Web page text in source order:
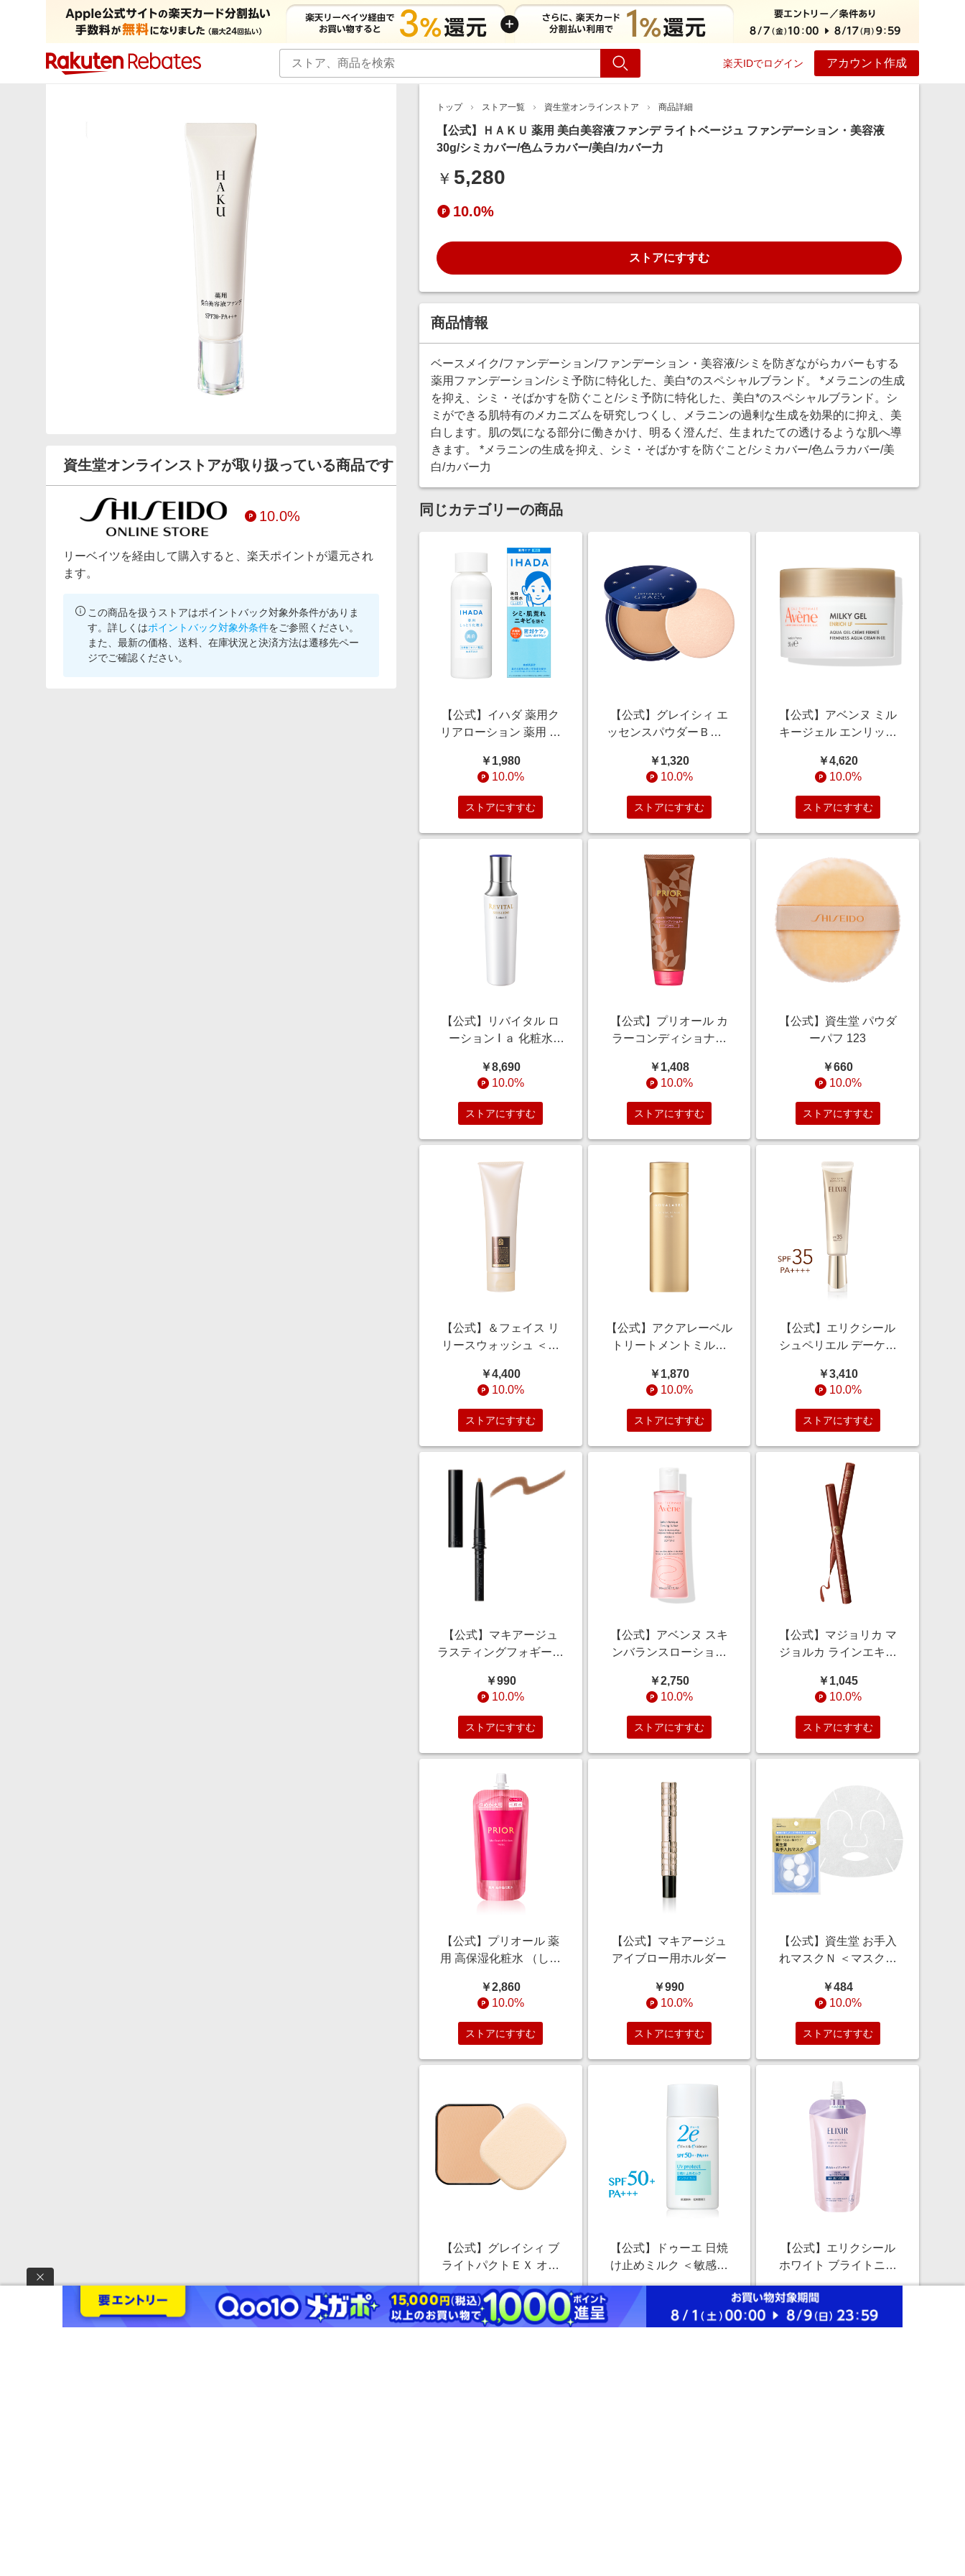
楽天IDでログイン アカウント作成
資生堂オンラインストアが取り扱っている商品です
10.0%
リーベイツを経由して購入すると、楽天ポイントが還元され
ます。
この商品を扱うストアはポイントバック対象外条件がありま
す。詳しくはポイントバック対象外条件をご参照ください。
また、最新の価格、送料、在庫状況と決済方法は遷移先ペー
ジでご確認ください。
トップ ストア一覧 資生堂オンラインストア 商品詳細
【公式】ＨＡＫＵ 薬用 美白美容液ファンデ ライトベージュ ファンデーション・美容液
30g/シミカバー/色ムラカバー/美白/カバー力
￥ 5,280
10.0%
ストアにすすむ
商品情報
ベースメイク/ファンデーション/ファンデーション・美容液/シミを防ぎながらカバーもする
薬用ファンデーション/シミ予防に特化した、美白*のスペシャルブランド。 *メラニンの生成
を抑え、シミ・そばかすを防ぐこと/シミ予防に特化した、美白*のスペシャルブランド。シ
ミができる肌特有のメカニズムを研究しつくし、メラニンの過剰な生成を効果的に抑え、美
白します。肌の気になる部分に働きかけ、明るく澄んだ、生まれたての透けるような肌へ導
きます。 *メラニンの生成を抑え、シミ・そばかすを防ぐこと/シミカバー/色ムラカバー/美
白/カバー力
同じカテゴリーの商品
【公式】イハダ 薬用ク
リアローション 薬用 美
荒れケア/デリケート/ニ
キビ予防
￥1,980
10.0%
ストアにすすむ
【公式】グレイシィ エ
ッセンスパウダーＢＢ 2
ション＞ 7.5g/くすみカ
バー/色ムラカバー/BB
￥1,320
10.0%
ストアにすすむ
【公式】アベンヌ ミル
キージェル エンリッチ
クリーム（敏感肌用）＞
50mL/乾燥小ジワ/ハリ/
保湿/オールインワン
￥4,620
10.0%
ストアにすすむ
【公式】リバイタル ロ
ーション Ⅰ ａ 化粧水
美白/ハリ/乾燥小ジワ
￥8,690
10.0%
ストアにすすむ
【公式】プリオール カ
ラーコンディショナー
ンス＞ 230g/ハリ・こし/
つや髪/白髪
￥1,408
10.0%
ストアにすすむ
【公式】資生堂 パウダ
ーパフ 123
￥660
10.0%
ストアにすすむ
【公式】＆フェイス リ
リースウォッシュ ＜洗
ケア/毛穴
￥4,400
10.0%
ストアにすすむ
【公式】アクアレーベル
トリートメントミルク
り ＜乳液＞ 130mL/エイ
ジングケア/乾燥小ジワ/
ハリ
￥1,870
10.0%
ストアにすすむ
【公式】エリクシール
シュペリエル デーケア
日中用乳液 35mL/エイジ
ングケア/ハリ/保湿/乾燥
小ジワ
￥3,410
10.0%
ストアにすすむ
【公式】マキアージュ
ラスティングフォギーブ
トリッジ） ＜アイブロ
ウ＞ 0.12g/ウォータープ
ルーフ/スマッジプルー
フ
￥990
10.0%
ストアにすすむ
【公式】アベンヌ スキ
ンバランスローション
肌用）＞ 200mL/デリケ
ート/きめ/オイルフリー
￥2,750
10.0%
ストアにすすむ
【公式】マジョリカ マ
ジョルカ ラインエキス
ライナー＞ 0.5mL/ウォ
ータープルーフ/お湯で
落とせる/極細
￥1,045
10.0%
ストアにすすむ
【公式】プリオール 薬
用 高保湿化粧水 （しっ
140mL/エイジングケア/
乾燥小ジワ/ハリ/保湿
￥2,860
10.0%
ストアにすすむ
【公式】マキアージュ
アイブロー用ホルダー
￥990
10.0%
ストアにすすむ
【公式】資生堂 お手入
れマスクＮ ＜マスク＞
￥484
10.0%
ストアにすすむ
【公式】グレイシィ ブ
ライトパクトＥＸ オー
クル20 （レフィル） ＜
ファンデーション＞ 11g/
透明感/シミカバー/色ム
￥880
10.0%
【公式】ドゥーエ 日焼
け止めミルク ＜敏感肌
用日焼け止め＞ 40mL/デ
リケート/紫外線カッ
ト/UV耐水性★★/デリケ
10.0%
【公式】エリクシール
ホワイト ブライトニン
グ ローション みずみず
しいタイプ ｃａ （つめ
かえ用） 化粧水 150mL/
￥3,300
10.0%